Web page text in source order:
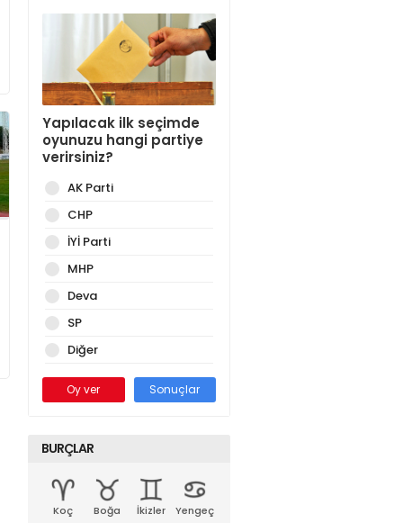
Yapılacak ilk seçimde
oyunuzu hangi partiye
verirsiniz?
AK Parti
CHP
İYİ Parti
MHP
Deva
SP
Diğer
Oy ver Sonuçlar
BURÇLAR
Koç Boğa İkizler Yengeç